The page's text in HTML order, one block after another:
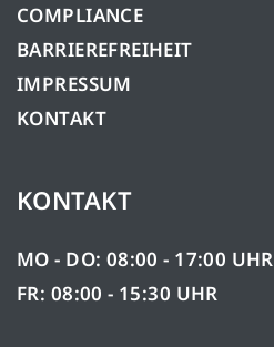
COMPLIANCE
BARRIEREFREIHEIT
IMPRESSUM
KONTAKT
KONTAKT
MO - DO: 08:00 - 17:00 UHR
FR: 08:00 - 15:30 UHR